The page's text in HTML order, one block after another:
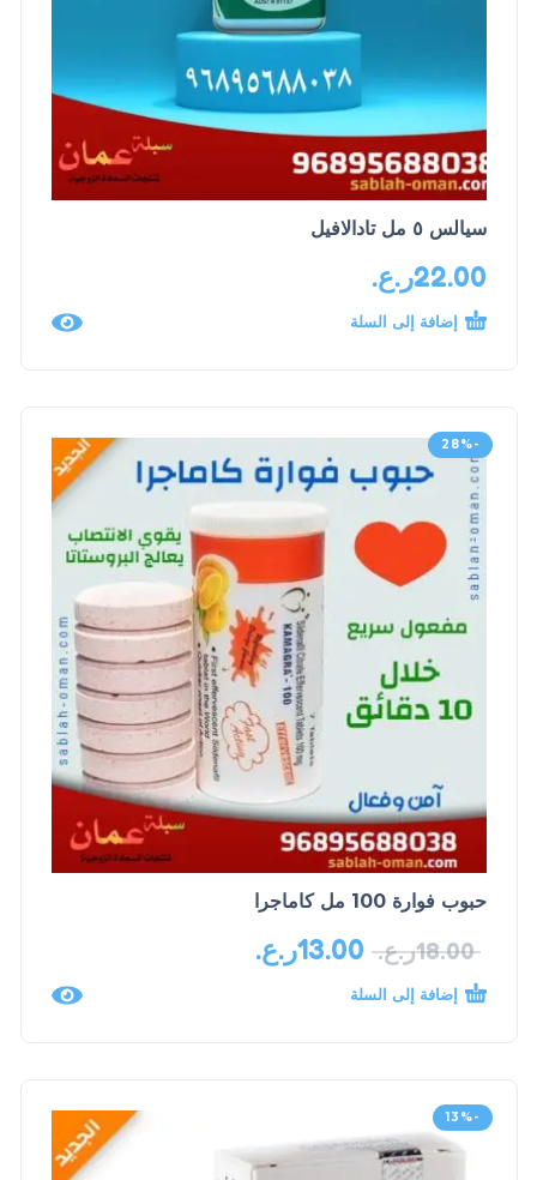
سيالس ٥ مل تادالافيل
22.00ر.ع.
إضافة إلى السلة
-28%
حبوب فوارة 100 مل كاماجرا
18.00ر.ع. 13.00ر.ع.
إضافة إلى السلة
-13%